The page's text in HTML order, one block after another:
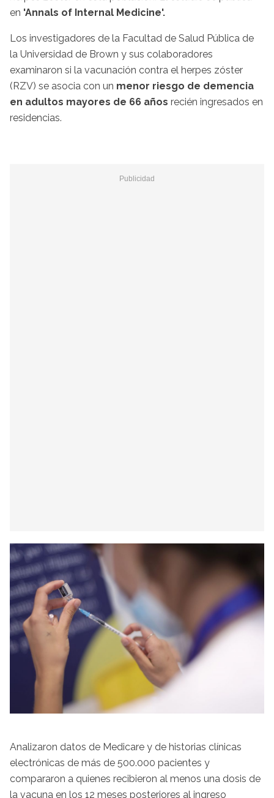
en 'Annals of Internal Medicine'.
Los investigadores de la Facultad de Salud Pública de
la Universidad de Brown y sus colaboradores
examinaron si la vacunación contra el herpes zóster
(RZV) se asocia con un menor riesgo de demencia
en adultos mayores de 66 años recién ingresados en
residencias.
Analizaron datos de Medicare y de historias clínicas
electrónicas de más de 500.000 pacientes y
compararon a quienes recibieron al menos una dosis de
la vacuna en los 12 meses posteriores al ingreso